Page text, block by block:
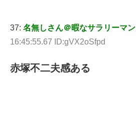
37: 名無しさん＠暇なサラリーマン
16:45:55.67 ID:gVX2oSfpd
赤塚不二夫感ある